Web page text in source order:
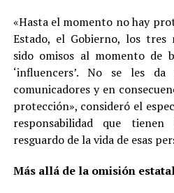
«Hasta el momento no hay
Estado, el Gobierno, los tres
sido omisos al momento de
‘influencers’. No se les
comunicadores y en
protección», consideró el
responsabilidad que
resguardo de la vida de esas
Más allá de la omisión